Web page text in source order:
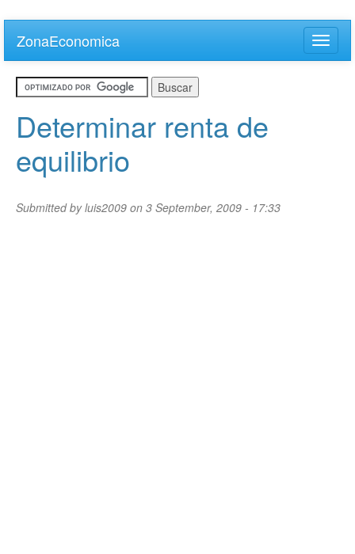
main
content
ZonaEconomica
Toggle
Determinar renta de
equilibrio
Submitted byluis2009 on 3 September, 2009 - 17:33